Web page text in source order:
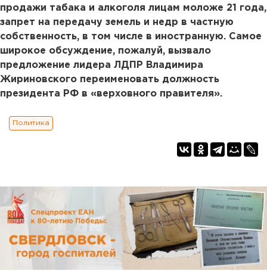
продажи табака и алкоголя лицам моложе 21 года,
запрет на передачу земель и недр в частную
собственность, в том числе в иностранную. Самое
широкое обсуждение, пожалуй, вызвало
предложение лидера ЛДПР Владимира
Жириновского переименовать должность
президента РФ в «верховного правителя».
Политика